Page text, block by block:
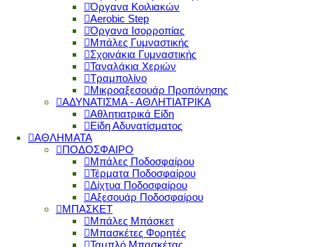
Όργανα Κοιλιακών
Aerobic Step
Όργανα Ισορροπίας
Μπάλες Γυμναστικής
Σχοινάκια Γυμναστικής
Ταναλάκια Χεριών
Τραμπολίνο
Μικροαξεσουάρ Προπόνησης
ΑΔΥΝΑΤΙΣΜΑ - ΑΘΛΗΤΙΑΤΡΙΚΑ
Αθλητιατρικά Είδη
Είδη Αδυνατίσματος
ΑΘΛΗΜΑΤΑ
ΠΟΔΟΣΦΑΙΡΟ
Μπάλες Ποδοσφαίρου
Τέρματα Ποδοσφαίρου
Δίχτυα Ποδοσφαίρου
Αξεσουάρ Ποδοσφαίρου
ΜΠΑΣΚΕΤ
Μπάλες Μπάσκετ
Μπασκέτες Φορητές